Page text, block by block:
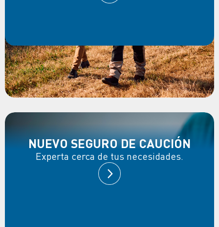
NUEVO SEGURO DE CAUCIÓN
Experta cerca de tus necesidades.